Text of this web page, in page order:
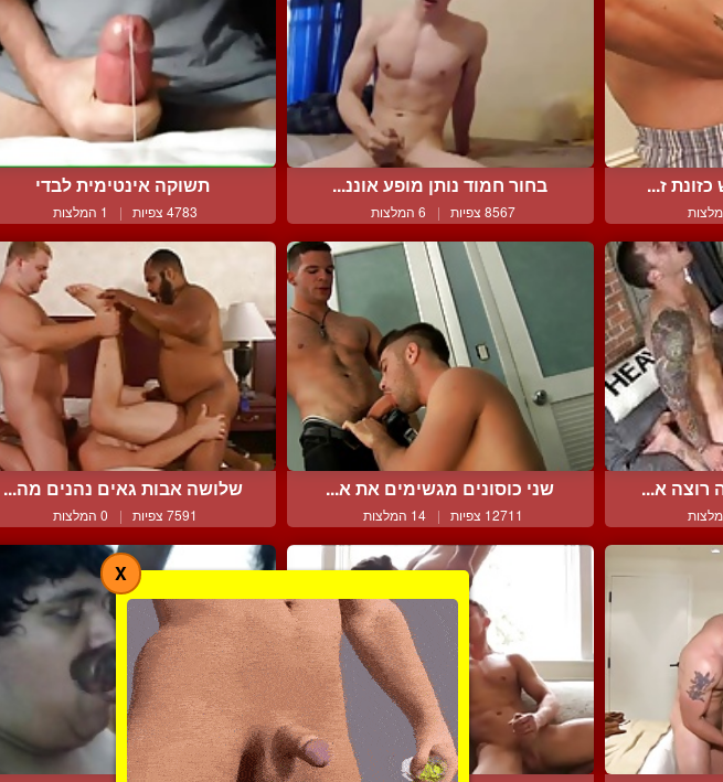
ז... בחור חמוד נותן מופע אוננ...
8567 צפיות | 6 המלצות
תשוקה אינטימית לבדי
4783 צפיות | 1 המלצות
רוצה א... שני כוסונים מגשימים את א...
12711 צפיות | 14 המלצות
שלושה אבות גאים נהנים מה...
7591 צפיות | 0 המלצות
X